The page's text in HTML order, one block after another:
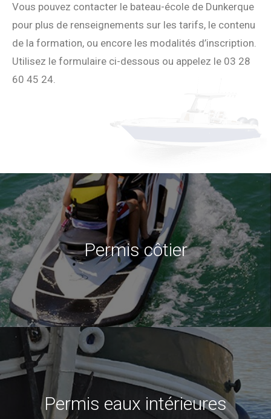
Vous pouvez contacter le bateau-école de Dunkerque
pour plus de renseignements sur les tarifs, le contenu
de la formation, ou encore les modalités d’inscription.
Utilisez le formulaire ci-dessous ou appelez le 03 28
60 45 24.
Permis côtier
Permis eaux intérieures